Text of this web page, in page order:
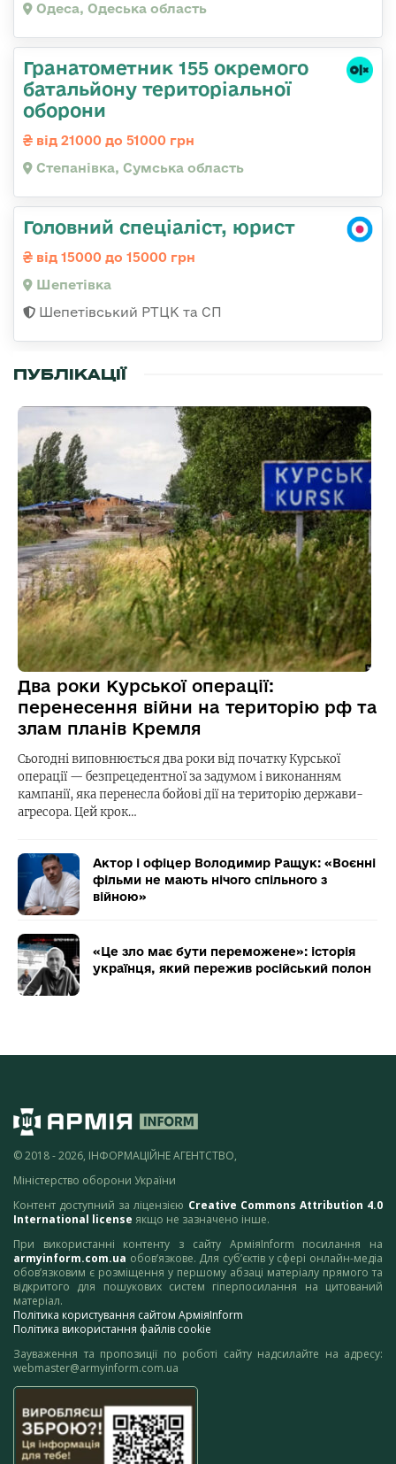
Одеса, Одеська область
Гранатометник 155 окремого
батальйону територіальної
оборони
від 21000 до 51000 грн
Степанівка, Сумська область
Головний спеціаліст, юрист
від 15000 до 15000 грн
Шепетівка
Шепетівський РТЦК та СП
ПУБЛІКАЦІЇ
Два роки Курської операції:
перенесення війни на територію рф та
злам планів Кремля
Сьогодні виповнюється два роки від початку Курської
операції — безпрецедентної за задумом і виконанням
кампанії, яка перенесла бойові дії на територію держави-
агресора. Цей крок…
Актор і офіцер Володимир Ращук: «Воєнні
фільми не мають нічого спільного з
війною»
«Це зло має бути переможене»: історія
українця, який пережив російський полон
© 2018 - 2026, ІНФОРМАЦІЙНЕ АГЕНТСТВО,
Міністерство оборони України
Контент доступний за ліцензією Creative Commons Attribution 4.0
International license якщо не зазначено інше.
При використанні контенту з сайту АрміяInform посилання на
armyinform.com.ua обов’язкове. Для суб’єктів у сфері онлайн-медіа
обов’язковим є розміщення у першому абзаці матеріалу прямого та
відкритого для пошукових систем гіперпосилання на цитований
матеріал.
Політика користування сайтом АрміяInform
Політика використання файлів cookie
Зауваження та пропозиції по роботі сайту надсилайте на адресу:
webmaster@armyinform.com.ua